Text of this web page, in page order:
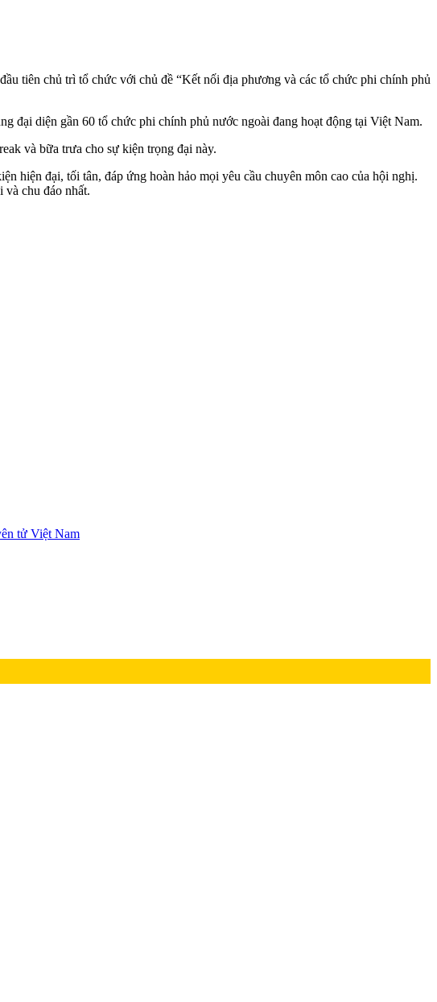
tiên chủ trì tổ chức với chủ đề “Kết nối địa phương và các tổ chức phi chính phủ
đại diện gần 60 tổ chức phi chính phủ nước ngoài đang hoạt động tại Việt Nam.
và bữa trưa cho sự kiện trọng đại này.
hiện đại, tối tân, đáp ứng hoàn hảo mọi yêu cầu chuyên môn cao của hội nghị.
và chu đáo nhất.
tử Việt Nam